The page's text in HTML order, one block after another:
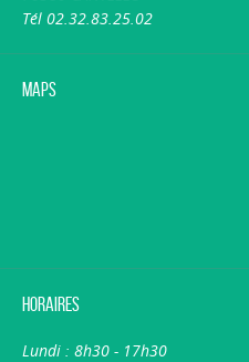
Tél 02.32.83.25.02
Maps
Horaires
Lundi : 8h30 - 17h30